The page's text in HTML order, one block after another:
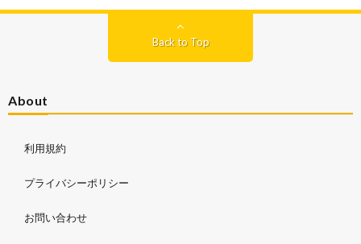
Back to Top
About
利用規約
プライバシーポリシー
お問い合わせ